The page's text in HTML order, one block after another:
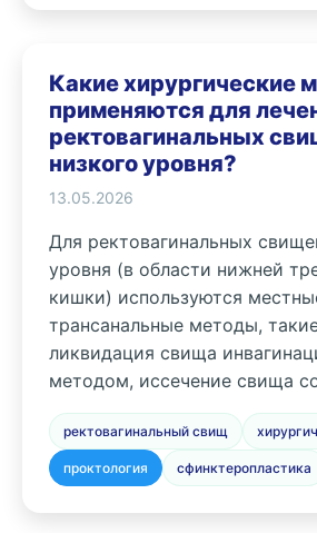
Какие хирургические
применяются для
ректовагинальных
низкого уровня?
13.05.2026
Для ректовагинальных
уровня (в области нижней
кишки) используются
трансанальные методы,
ликвидация свища
методом, иссечение свища
ректовагинальный свищ
проктология сфинктеропластика